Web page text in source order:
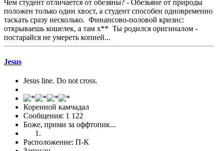
Чем студент отличается от обезяны? - Обезьяне от природы
положен только один хвост, а студент способен одновременно
таскать сразу несколько. Финансово-половой кризис:
открываешь кошелек, а там х** Ты родился оригиналом -
постарайся не умереть копией...
Jesus
Jesus line. Do not cross.
Коренной камчадал
Сообщения: 1 122
Боже, прими за оффтопик...
Расположение: П-К